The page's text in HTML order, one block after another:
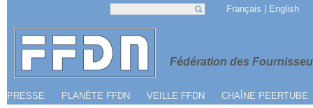
Jump to navigation
Fédération des
Menu secondaire
PRESSE PLANÈTE FFDN VEILLE FFDN CHAÎNE PEERTUBE
Français English